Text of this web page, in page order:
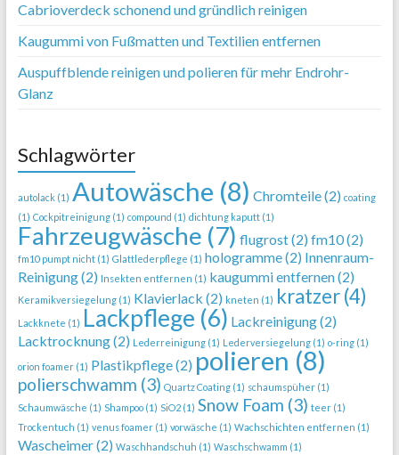
Cabrioverdeck schonend und gründlich reinigen
Kaugummi von Fußmatten und Textilien entfernen
Auspuffblende reinigen und polieren für mehr Endrohr-
Glanz
Schlagwörter
autolack(1) Autowäsche (8) Chromteile(2) coating
(1) Cockpitreinigung(1) compound (1) dichtung kaputt(1)
Fahrzeugwäsche (7) flugrost(2) fm10(2)
fm10 pumpt nicht(1) Glattlederpflege (1) hologramme(2) Innenraum-
Reinigung(2) Insekten entfernen (1) kaugummi entfernen(2)
Keramikversiegelung(1) Klavierlack (2) kneten (1) kratzer(4)
Lackknete (1) Lackpflege (6) Lackreinigung(2)
Lacktrocknung(2) Lederreinigung(1) Lederversiegelung(1) o-ring(1)
orion foamer(1) Plastikpflege(2) polieren (8)
polierschwamm (3) Quartz Coating(1) schaumspüher(1)
Schaumwäsche (1) Shampoo(1) SiO2(1) Snow Foam (3) teer(1)
Trockentuch (1) venus foamer(1) vorwäsche (1) Wachschichten entfernen (1)
Wascheimer(2) Waschhandschuh (1) Waschschwamm (1)